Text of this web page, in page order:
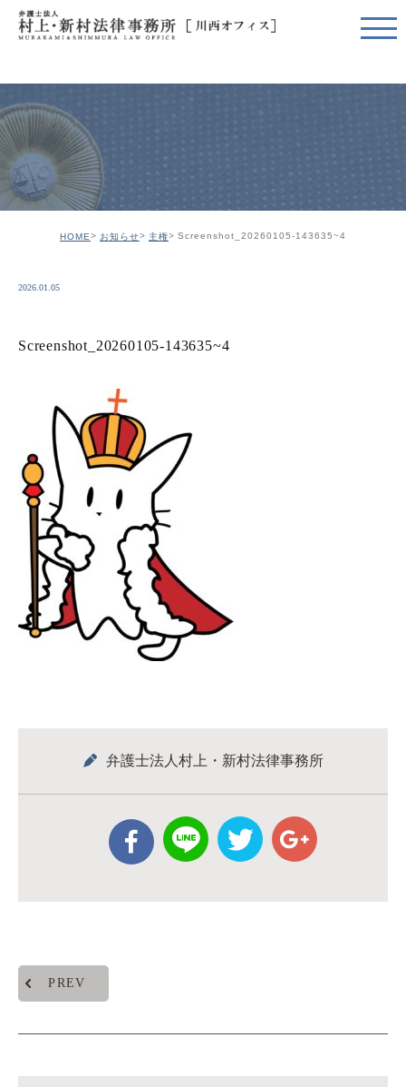
HOME お知らせ 主権 Screenshot_20260105-143635~4
2026.01.05
Screenshot_20260105-143635~4
弁護士法人村上・新村法律事務所
PREV